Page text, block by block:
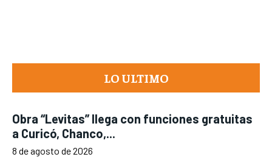
LO ULTIMO
Obra “Levitas” llega con funciones gratuitas
a Curicó, Chanco,...
8 de agosto de 2026